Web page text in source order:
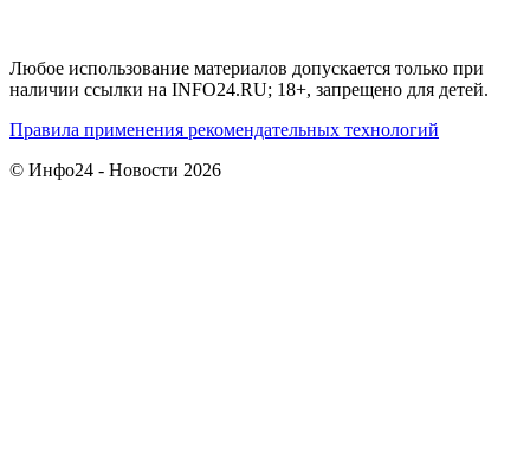
Любое использование материалов допускается только при
наличии ссылки на INFO24.RU; 18+, запрещено для детей.
Правила применения рекомендательных технологий
© Инфо24 - Новости 2026